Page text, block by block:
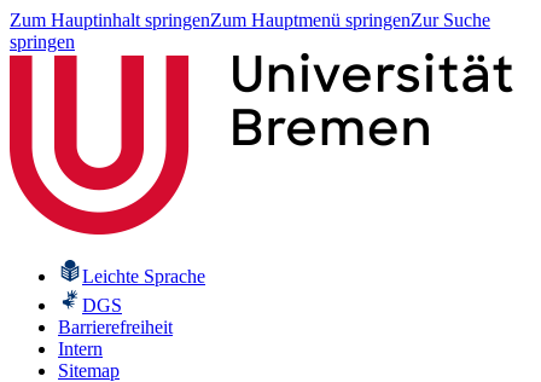
Zum Hauptinhalt springenZum Hauptmenü springenZur Suche
springen
Leichte Sprache
DGS
Barrierefreiheit
Intern
Sitemap